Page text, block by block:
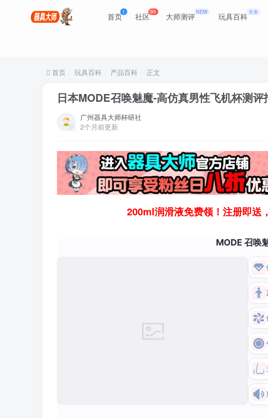
首页1 社区99 大师测评NEW 玩具百科 大全
首页 玩具百科 产品百科 正文
日本MODE召唤魅魔-高仿真男性飞机杯测评
广州器具大师杯研社
2个月前更新
200ml润滑液免费领！注册即送
MODE 召唤